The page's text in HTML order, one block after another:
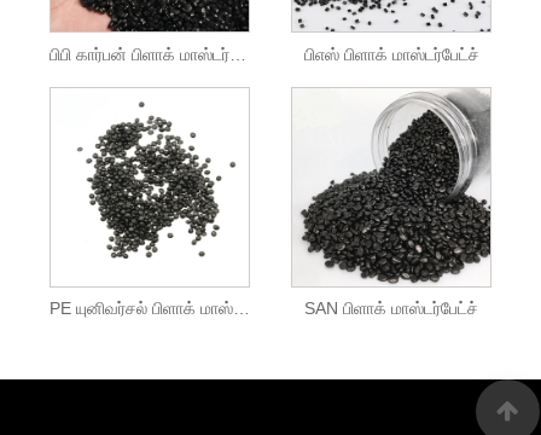
பிபி கார்பன் பிளாக் மாஸ்டர்பேட்ச் பிஎஸ் பிளாக் மாஸ்டர்பேட்ச்
PE யுனிவர்சல் பிளாக் மாஸ்டர்பேட்ச் SAN பிளாக் மாஸ்டர்பேட்ச்